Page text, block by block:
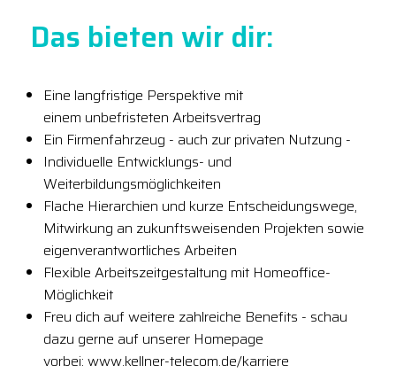
Das bieten wir dir:
Eine langfristige Perspektive mit
einem unbefristeten Arbeitsvertrag
Ein Firmenfahrzeug - auch zur privaten Nutzung -
Individuelle Entwicklungs- und
Weiterbildungsmöglichkeiten
Flache Hierarchien und kurze Entscheidungswege,
Mitwirkung an zukunftsweisenden Projekten sowie
eigenverantwortliches Arbeiten
Flexible Arbeitszeitgestaltung mit Homeoffice-
Möglichkeit
Freu dich auf weitere zahlreiche Benefits - schau
dazu gerne auf unserer Homepage
vorbei: www.kellner-telecom.de/karriere